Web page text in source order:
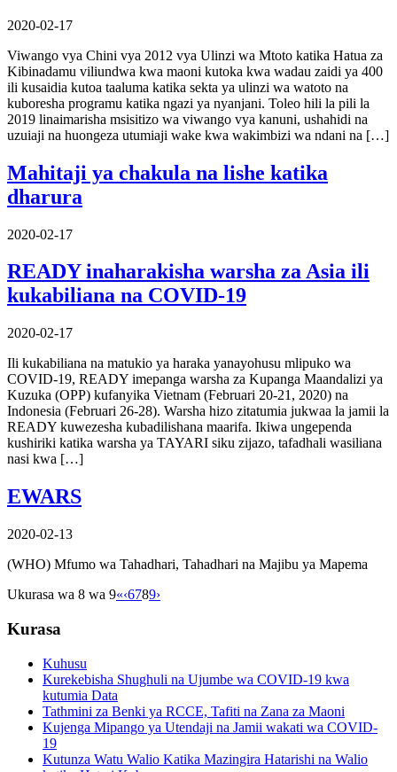
2020-02-17
Viwango vya Chini vya 2012 vya Ulinzi wa Mtoto katika Hatua za
Kibinadamu viliundwa kwa maoni kutoka kwa wadau zaidi ya 400
ili kusaidia kutoa taaluma katika sekta ya ulinzi wa watoto na
kuboresha programu katika ngazi ya nyanjani. Toleo hili la pili la
2019 linaimarisha msisitizo wa viwango vya kanuni, ushahidi na
uzuiaji na huongeza utumiaji wake kwa wakimbizi wa ndani na […]
Mahitaji ya chakula na lishe katika
dharura
2020-02-17
READY inaharakisha warsha za Asia ili
kukabiliana na COVID-19
2020-02-17
Ili kukabiliana na matukio ya haraka yanayohusu mlipuko wa
COVID-19, READY imepanga warsha za Kupanga Maandalizi ya
Kuzuka (OPP) kufanyika Vietnam (Februari 20-21, 2020) na
Indonesia (Februari 26-28). Warsha hizo zitatumia jukwaa la jamii la
READY kuwezesha kubadilishana maarifa. Ikiwa ungependa
kushiriki katika warsha ya TAYARI siku zijazo, tafadhali wasiliana
nasi kwa […]
EWARS
2020-02-13
(WHO) Mfumo wa Tahadhari, Tahadhari na Majibu ya Mapema
Ukurasa wa 8 wa 9«‹6789›
Kurasa
Kuhusu
Kurekebisha Shughuli na Ujumbe wa COVID-19 kwa
kutumia Data
Tathmini za Benki ya RCCE, Tafiti na Zana za Maoni
Kujenga Mipango ya Utendaji na Jamii wakati wa COVID-
19
Kutunza Watu Walio Katika Mazingira Hatarishi na Walio